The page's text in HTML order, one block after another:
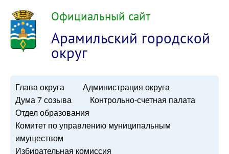
Официальный сайт
Арамильский городской
округ
Глава округа
Администрация округа
Дума 7 созыва
Контрольно-счетная палата
Отдел образования
Комитет по управлению муниципальным
имуществом
Избирательная комиссия